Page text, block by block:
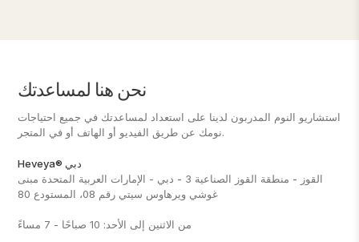
نحن هنا لمساعدتك
استشاريو النوم المدربون لدينا على استعداد لمساعدتك في جميع احتياجات
نومك عن طريق الفيديو أو الهاتف أو في المتجر.
Heveya® دبي
القوز - منطقة القوز الصناعية 3 - دبي - الإمارات العربية المتحدة مبنى
غوشي ويرهاوس سيتي رقم 08، المستودع 80
من الاثنين إلى الأحد: 10 صباحًا - 7 مساءً